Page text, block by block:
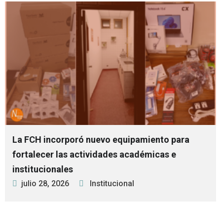
La FCH incorporó nuevo equipamiento para
fortalecer las actividades académicas e
institucionales
julio 28, 2026 Institucional